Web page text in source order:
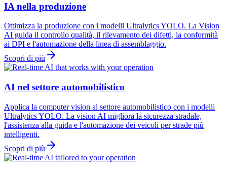
IA nella produzione
Ottimizza la produzione con i modelli Ultralytics YOLO. La Vision
AI guida il controllo qualità, il rilevamento dei difetti, la conformità
ai DPI e l'automazione della linea di assemblaggio.
Scopri di più
AI nel settore automobilistico
Applica la computer vision al settore automobilistico con i modelli
Ultralytics YOLO. La vision AI migliora la sicurezza stradale,
l'assistenza alla guida e l'automazione dei veicoli per strade più
intelligenti.
Scopri di più